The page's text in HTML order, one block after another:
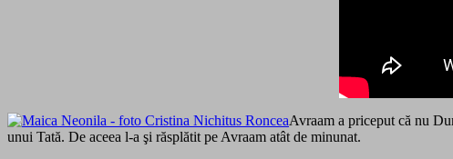
Avraam a priceput că nu
unui Tată. De aceea l-a şi răsplătit pe Avraam atât de minunat.